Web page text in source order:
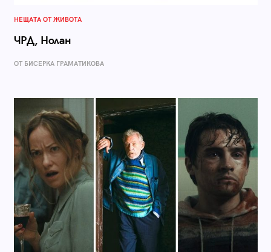
НЕЩАТА ОТ ЖИВОТА
ЧРД, Нолан
ОТ БИСЕРКА ГРАМАТИКОВА